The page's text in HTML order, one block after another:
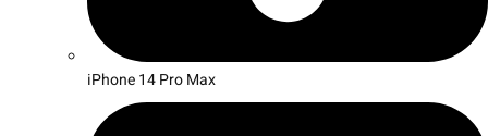
iPhone 14 Pro Max